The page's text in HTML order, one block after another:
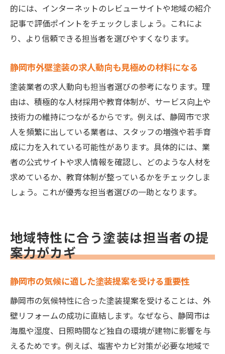
的には、インターネットのレビューサイトや地域の紹介
記事で評価ポイントをチェックしましょう。これによ
り、より信頼できる担当者を選びやすくなります。
静岡市外壁塗装の求人動向も見極めの材料になる
塗装業者の求人動向も担当者選びの参考になります。理
由は、積極的な人材採用や教育体制が、サービス向上や
技術力の維持につながるからです。例えば、静岡市で求
人を頻繁に出している業者は、スタッフの増強や若手育
成に力を入れている可能性があります。具体的には、業
者の公式サイトや求人情報を確認し、どのような人材を
求めているか、教育体制が整っているかをチェックしま
しょう。これが優秀な担当者選びの一助となります。
地域特性に合う塗装は担当者の提
案力がカギ
静岡市の気候に適した塗装提案を受ける重要性
静岡市の気候特性に合った塗装提案を受けることは、外
壁リフォームの成功に直結します。なぜなら、静岡市は
海風や湿度、日照時間など独自の環境が建物に影響を与
えるためです。例えば、塩害やカビ対策が必要な地域で